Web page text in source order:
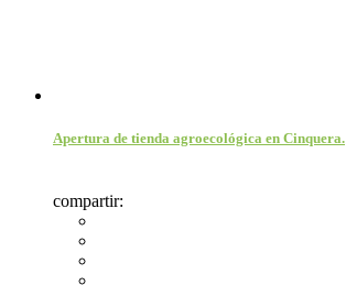
Apertura de tienda agroecológica en Cinquera.
compartir: